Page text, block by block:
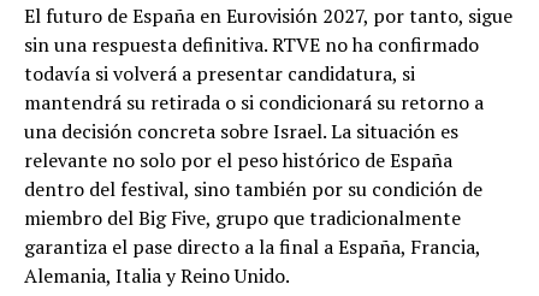
El futuro de España en Eurovisión 2027, por tanto, sigue
sin una respuesta definitiva. RTVE no ha confirmado
todavía si volverá a presentar candidatura, si
mantendrá su retirada o si condicionará su retorno a
una decisión concreta sobre Israel. La situación es
relevante no solo por el peso histórico de España
dentro del festival, sino también por su condición de
miembro del Big Five, grupo que tradicionalmente
garantiza el pase directo a la final a España, Francia,
Alemania, Italia y Reino Unido.